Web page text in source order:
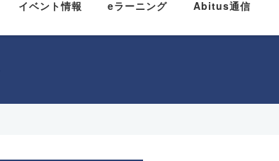
イベント情報 eラーニング Abitus通信